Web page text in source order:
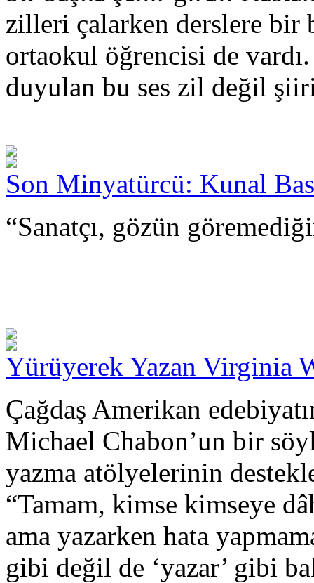
zilleri çalarken derslere bir
ortaokul öğrencisi de
duyulan bu ses zil değil
Son Minyatürcü: Kunal
“Sanatçı, gözün
Yürüyerek Yazan Virginia
Çağdaş Amerikan
Michael Chabon’un bir
yazma atölyelerinin
“Tamam, kimse kimseye
ama yazarken hata
gibi değil de ‘yazar’ gibi